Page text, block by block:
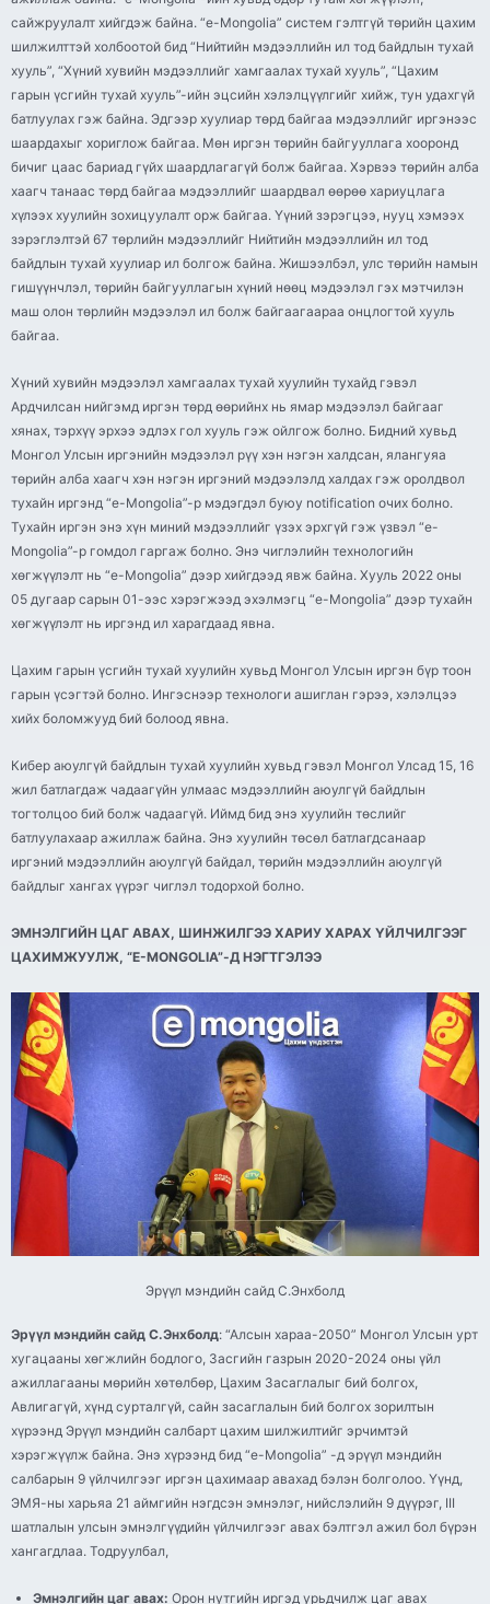
сайжруулалт хийгдэж байна. “e-Mongolia” систем гэлтгүй төрийн цахим
шилжилттэй холбоотой бид “Нийтийн мэдээллийн ил тод байдлын тухай
хууль”, “Хүний хувийн мэдээллийг хамгаалах тухай хууль”, “Цахим
гарын үсгийн тухай хууль”-ийн эцсийн хэлэлцүүлгийг хийж, тун удахгүй
батлуулах гэж байна. Эдгээр хуулиар төрд байгаа мэдээллийг иргэнээс
шаардахыг хориглож байгаа. Мөн иргэн төрийн байгууллага хооронд
бичиг цаас бариад гүйх шаардлагагүй болж байгаа. Хэрвээ төрийн алба
хаагч танаас төрд байгаа мэдээллийг шаардвал өөрөө хариуцлага
хүлээх хуулийн зохицуулалт орж байгаа. Үүний зэрэгцээ, нууц хэмээх
зэрэглэлтэй 67 төрлийн мэдээллийг Нийтийн мэдээллийн ил тод
байдлын тухай хуулиар ил болгож байна. Жишээлбэл, улс төрийн намын
гишүүнчлэл, төрийн байгууллагын хүний нөөц мэдээлэл гэх мэтчилэн
маш олон төрлийн мэдээлэл ил болж байгаагаараа онцлогтой хууль
байгаа.
Хүний хувийн мэдээлэл хамгаалах тухай хуулийн тухайд гэвэл
Ардчилсан нийгэмд иргэн төрд өөрийнх нь ямар мэдээлэл байгааг
хянах, тэрхүү эрхээ эдлэх гол хууль гэж ойлгож болно. Бидний хувьд
Монгол Улсын иргэнийн мэдээлэл рүү хэн нэгэн халдсан, ялангуяа
төрийн алба хаагч хэн нэгэн иргэний мэдээлэлд халдах гэж оролдвол
тухайн иргэнд “e-Mongolia”-р мэдэгдэл буюу notification очих болно.
Тухайн иргэн энэ хүн миний мэдээллийг үзэх эрхгүй гэж үзвэл “e-
Mongolia”-р гомдол гаргаж болно. Энэ чиглэлийн технологийн
хөгжүүлэлт нь “e-Mongolia” дээр хийгдээд явж байна. Хууль 2022 оны
05 дугаар сарын 01-ээс хэрэгжээд эхэлмэгц “e-Mongolia” дээр тухайн
хөгжүүлэлт нь иргэнд ил харагдаад явна.
Цахим гарын үсгийн тухай хуулийн хувьд Монгол Улсын иргэн бүр тоон
гарын үсэгтэй болно. Ингэснээр технологи ашиглан гэрээ, хэлэлцээ
хийх боломжууд бий болоод явна.
Кибер аюулгүй байдлын тухай хуулийн хувьд гэвэл Монгол Улсад 15, 16
жил батлагдаж чадаагүйн улмаас мэдээллийн аюулгүй байдлын
тогтолцоо бий болж чадаагүй. Иймд бид энэ хуулийн төслийг
батлуулахаар ажиллаж байна. Энэ хуулийн төсөл батлагдсанаар
иргэний мэдээллийн аюулгүй байдал, төрийн мэдээллийн аюулгүй
байдлыг хангах үүрэг чиглэл тодорхой болно.
ЭМНЭЛГИЙН ЦАГ АВАХ, ШИНЖИЛГЭЭ ХАРИУ ХАРАХ ҮЙЛЧИЛГЭЭГ
ЦАХИМЖУУЛЖ, “E-MONGOLIA”-Д НЭГТГЭЛЭЭ
Эрүүл мэндийн сайд С.Энхболд
Эрүүл мэндийн сайд С.Энхболд: “Алсын хараа-2050” Монгол Улсын урт
хугацааны хөгжлийн бодлого, Засгийн газрын 2020-2024 оны үйл
ажиллагааны мөрийн хөтөлбөр, Цахим Засаглалыг бий болгох,
Авлигагүй, хүнд сурталгүй, сайн засаглалын бий болгох зорилтын
хүрээнд Эрүүл мэндийн салбарт цахим шилжилтийг эрчимтэй
хэрэгжүүлж байна. Энэ хүрээнд бид “e-Mongolia” -д эрүүл мэндийн
салбарын 9 үйлчилгээг иргэн цахимаар авахад бэлэн болголоо. Үүнд,
ЭМЯ-ны харьяа 21 аймгийн нэгдсэн эмнэлэг, нийслэлийн 9 дүүрэг, III
шатлалын улсын эмнэлгүүдийн үйлчилгээг авах бэлтгэл ажил бол бүрэн
хангагдлаа. Тодруулбал,
Эмнэлгийн цаг авах: Орон нутгийн иргэд урьдчилж цаг авах